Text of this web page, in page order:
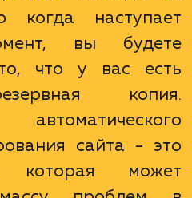
сохранности
элементов.
собой
никогда
но когда